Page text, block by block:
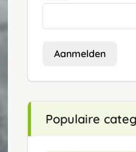
Aanmelden
Populaire